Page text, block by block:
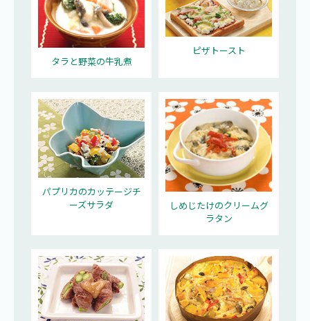
タラと野菜の牛乳煮
ピザトースト
パプリカのカッテージチ
ーズサラダ
しめじたけのクリームグ
ラタン